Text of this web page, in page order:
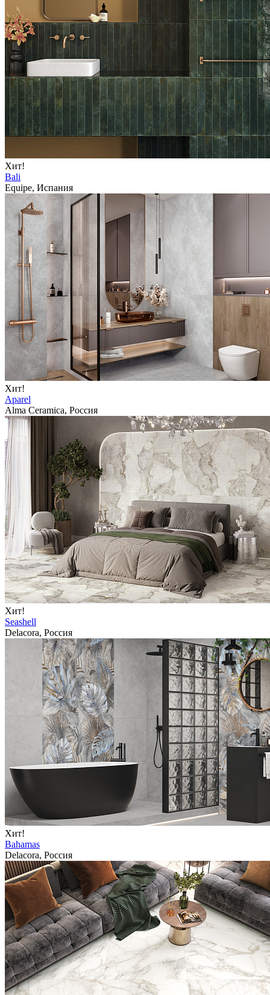
Хит!
Bali
Equipe, Испания
Хит!
Aparel
Alma Ceramica, Россия
Хит!
Seashell
Delacora, Россия
Хит!
Bahamas
Delacora, Россия